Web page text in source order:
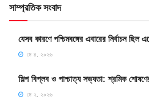
সাম্প্রতিক সংবাদ
যেসব কারণে পশ্চিমবঙ্গের এবারের নির্বাচন ছিল
মে ৪, ২০২৬
শিল্প বিপ্লব ও পাশ্চাত্য সভ্যতা: শ্রমিক
মে ২, ২০২৬